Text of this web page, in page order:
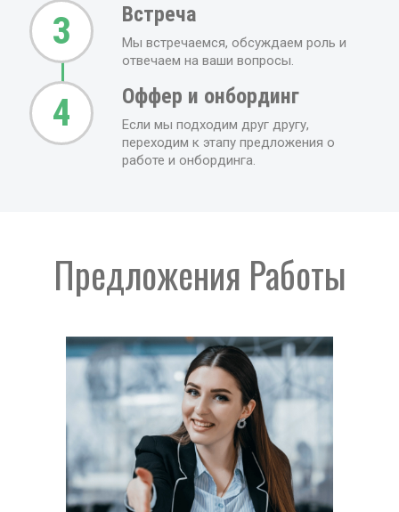
3 Встреча
Мы встречаемся, обсуждаем роль и
отвечаем на ваши вопросы.
4 Оффер и онбординг
Если мы подходим друг другу,
переходим к этапу предложения о
работе и онбординга.
Предложения Работы